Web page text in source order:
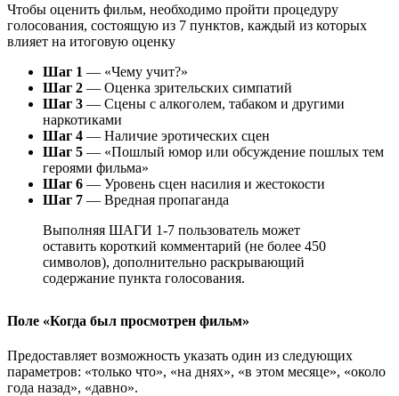
Чтобы оценить фильм, необходимо пройти процедуру
голосования, состоящую из 7 пунктов, каждый из которых
влияет на итоговую оценку
Шаг 1 — «Чему учит?»
Шаг 2 — Оценка зрительских симпатий
Шаг 3 — Сцены с алкоголем, табаком и другими
наркотиками
Шаг 4 — Наличие эротических сцен
Шаг 5 — «Пошлый юмор или обсуждение пошлых тем
героями фильма»
Шаг 6 — Уровень сцен насилия и жестокости
Шаг 7 — Вредная пропаганда
Выполняя ШАГИ 1-7 пользователь может
оставить короткий комментарий (не более 450
символов), дополнительно раскрывающий
содержание пункта голосования.
Поле «Когда был просмотрен фильм»
Предоставляет возможность указать один из следующих
параметров: «только что», «на днях», «в этом месяце», «около
года назад», «давно».